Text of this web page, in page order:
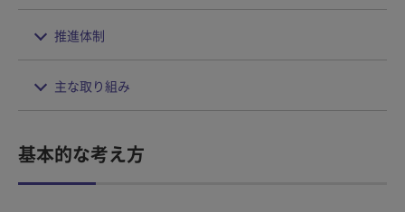
推進体制
主な取り組み
基本的な考え方